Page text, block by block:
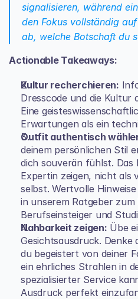
signalisieren, während
den Fokus vollständig
ab, welche Botschaft du
Actionable Takeaways:
Kultur recherchieren:
Dresscode und die Kultur
Eine
Erwartungen als ein
Outfit authentisch
deinem persönlichen Stil
dich souverän fühlst. Das
Expertin zeigen, nicht als
selbst. Wertvolle
in unserem Ratgeber zum
Berufseinsteiger und
Nahbarkeit zeigen: Übe
Gesichtsausdruck. Denke
du begeistert von deiner
ein ehrliches Strahlen in
spezialisierter Service
Ausdruck perfekt